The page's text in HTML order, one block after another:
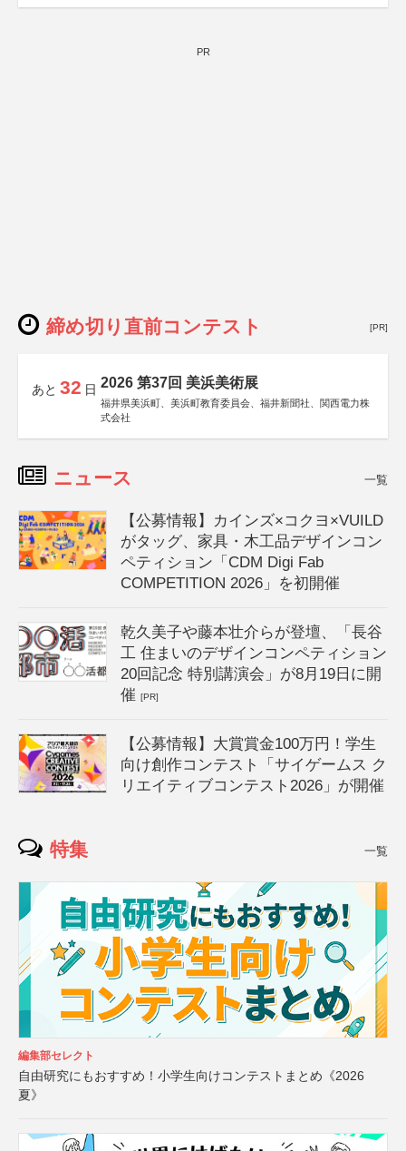
PR
締め切り直前コンテスト [PR]
あと 32 日 2026 第37回 美浜美術展
福井県美浜町、美浜町教育委員会、福井新聞社、関西電力株
式会社
ニュース 一覧
【公募情報】カインズ×コクヨ×VUILD
がタッグ、家具・木工品デザインコン
ペティション「CDM Digi Fab
COMPETITION 2026」を初開催
乾久美子や藤本壮介らが登壇、「長谷
工 住まいのデザインコンペティション
20回記念 特別講演会」が8月19日に開
催[PR]
【公募情報】大賞賞金100万円！学生
向け創作コンテスト「サイゲームス ク
リエイティブコンテスト2026」が開催
特集 一覧
編集部セレクト
自由研究にもおすすめ！小学生向けコンテストまとめ《2026
夏》